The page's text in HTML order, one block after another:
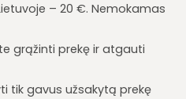
– 20 €. Nemokamas
grąžinti prekę ir atgauti
tik gavus užsakytą prekę